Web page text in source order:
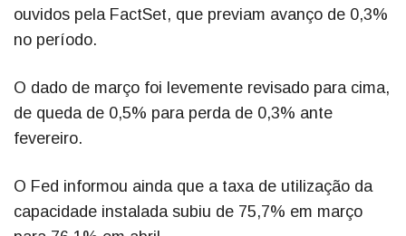
ouvidos pela FactSet, que previam avanço de 0,3%
no período.
O dado de março foi levemente revisado para cima,
de queda de 0,5% para perda de 0,3% ante
fevereiro.
O Fed informou ainda que a taxa de utilização da
capacidade instalada subiu de 75,7% em março